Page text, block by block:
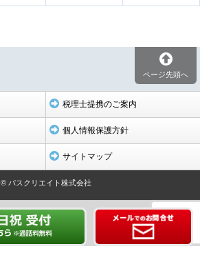
ページ先頭へ
税理士提携のご案内
個人情報保護方針
サイトマップ
© パスクリエイト株式会社